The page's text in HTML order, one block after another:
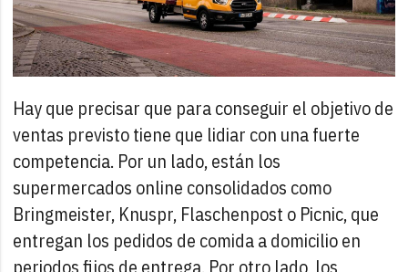
Hay que precisar que para conseguir el objetivo de
ventas previsto tiene que lidiar con una fuerte
competencia. Por un lado, están los
supermercados online consolidados como
Bringmeister, Knuspr, Flaschenpost o Picnic, que
entregan los pedidos de comida a domicilio en
periodos fijos de entrega. Por otro lado, los